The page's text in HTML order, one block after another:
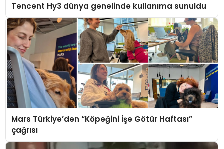
Tencent Hy3 dünya genelinde kullanıma sunuldu
Mars Türkiye’den “Köpeğini İşe Götür Haftası”
çağrısı